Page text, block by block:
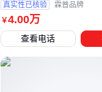
包装机要
空压机
自动化
短期使用
￥4.00万
真实性已核验 霖普品牌
查看电话